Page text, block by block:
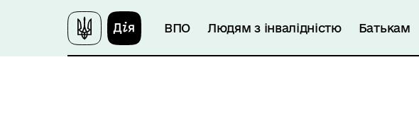
ВПО Людям з інвалідністю Батькам